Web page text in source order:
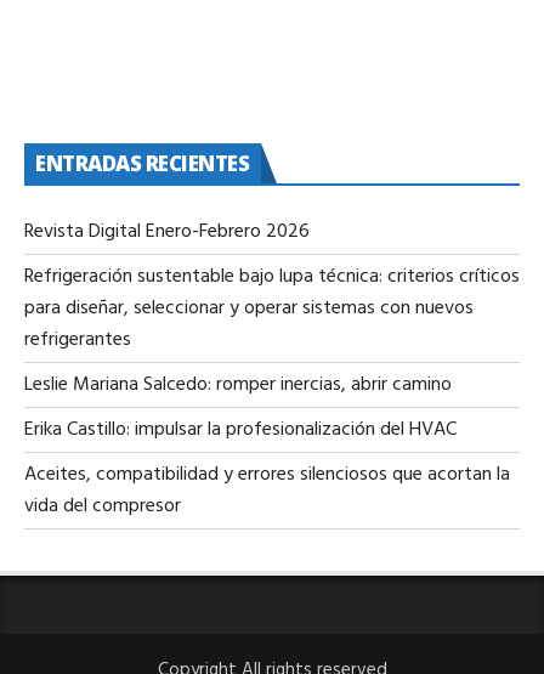
ENTRADAS RECIENTES
Revista Digital Enero-Febrero 2026
Refrigeración sustentable bajo lupa técnica: criterios críticos
para diseñar, seleccionar y operar sistemas con nuevos
refrigerantes
Leslie Mariana Salcedo: romper inercias, abrir camino
Erika Castillo: impulsar la profesionalización del HVAC
Aceites, compatibilidad y errores silenciosos que acortan la
vida del compresor